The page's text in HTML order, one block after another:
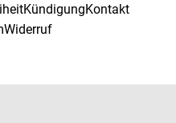
KündigungKontakt
Widerruf